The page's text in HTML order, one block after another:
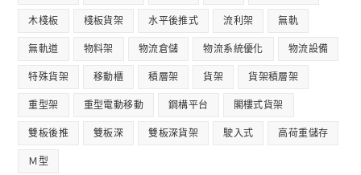
木棧板 棧板貨架 水平後推式 流利架 無軌
無軌道 物料架 物流倉儲 物流系統優化 物流設備
特殊貨架 移動櫃 積層架 貨架 貨架積層架
重型架 重型電動移動 鋼構平台 閣樓式貨架
雙板後推 雙板深 雙板深貨架 駛入式 高荷重儲存
Ｍ型